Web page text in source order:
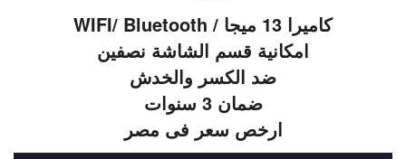
كاميرا 13 ميجا / WIFI/ Bluetooth
امكانية قسم الشاشة نصفين
ضد الكسر والخدش
ضمان 3 سنوات
ارخص سعر فى مصر